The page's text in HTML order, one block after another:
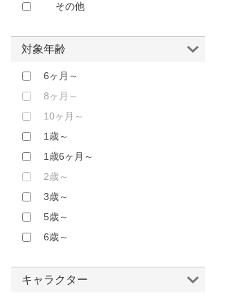
ファーストアロー｜FIRST・
ボーネルンド｜Borne Lund
ユカイ工学｜Yukai Engineering
ヨシリツ｜YOSHIRITSU
ローヤル｜Royal
学研｜Gakken
学研ステイフル｜Gakken Sta:Full
平和工業｜HEIWA Corporation
幻冬舎｜GENTOSHA
浅尾
童友社｜DOYUSHA
その他
対象年齢
6ヶ月～
8ヶ月～
10ヶ月～
1歳～
1歳6ヶ月～
2歳～
3歳～
5歳～
6歳～
キャラクター